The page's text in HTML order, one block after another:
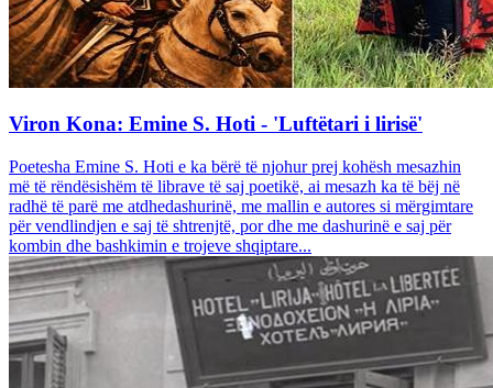
Viron Kona: Emine S. Hoti - 'Luftëtari i lirisë'
Poetesha Emine S. Hoti e ka bërë të njohur prej kohësh mesazhin
më të rëndësishëm të librave të saj poetikë, ai mesazh ka të bëj në
radhë të parë me atdhedashurinë, me mallin e autores si mërgimtare
për vendlindjen e saj të shtrenjtë, por dhe me dashurinë e saj për
kombin dhe bashkimin e trojeve shqiptare...